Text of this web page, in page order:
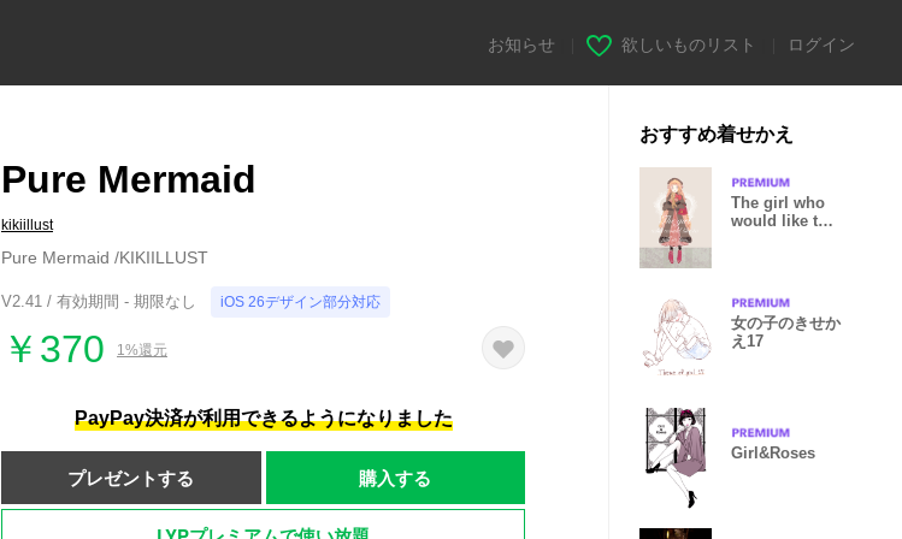
お知らせ 欲しいものリスト ログイン
Pure Mermaid
kikiillust
Pure Mermaid /KIKIILLUST
V2.41 / 有効期間 - 期限なし iOS 26デザイン部分対応
￥370 1%還元
PayPay決済が利用できるようになりました
プレゼントする 購入する
おすすめ着せかえ
The girl who
would like to
女の子のきせか
え17
Girl&Roses